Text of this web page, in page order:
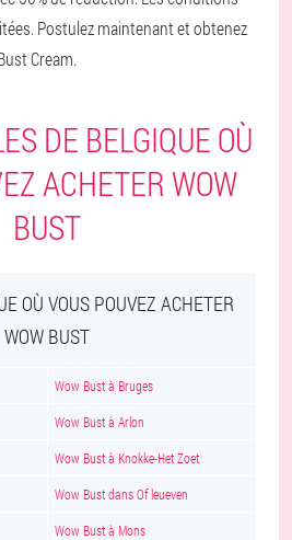
Postulez maintenant et obtenez
Cream.
DE BELGIQUE OÙ
ACHETER WOW
BUST
OÙ VOUS POUVEZ ACHETER
WOW BUST
Wow Bust à Bruges
Wow Bust à Arlon
Wow Bust à Knokke-Het Zoet
Wow Bust dans Of leueven
Wow Bust à Mons